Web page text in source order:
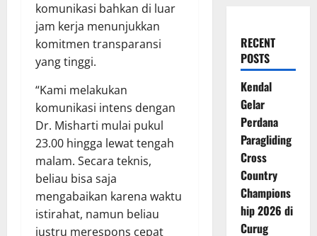
komunikasi bahkan di luar
jam kerja menunjukkan
komitmen transparansi
yang tinggi.
“Kami melakukan
komunikasi intens dengan
Dr. Misharti mulai pukul
23.00 hingga lewat tengah
malam. Secara teknis,
beliau bisa saja
mengabaikan karena waktu
istirahat, namun beliau
justru merespons cepat
RECENT
POSTS
Kendal
Gelar
Perdana
Paragliding
Cross
Country
Champions
hip 2026 di
Curug